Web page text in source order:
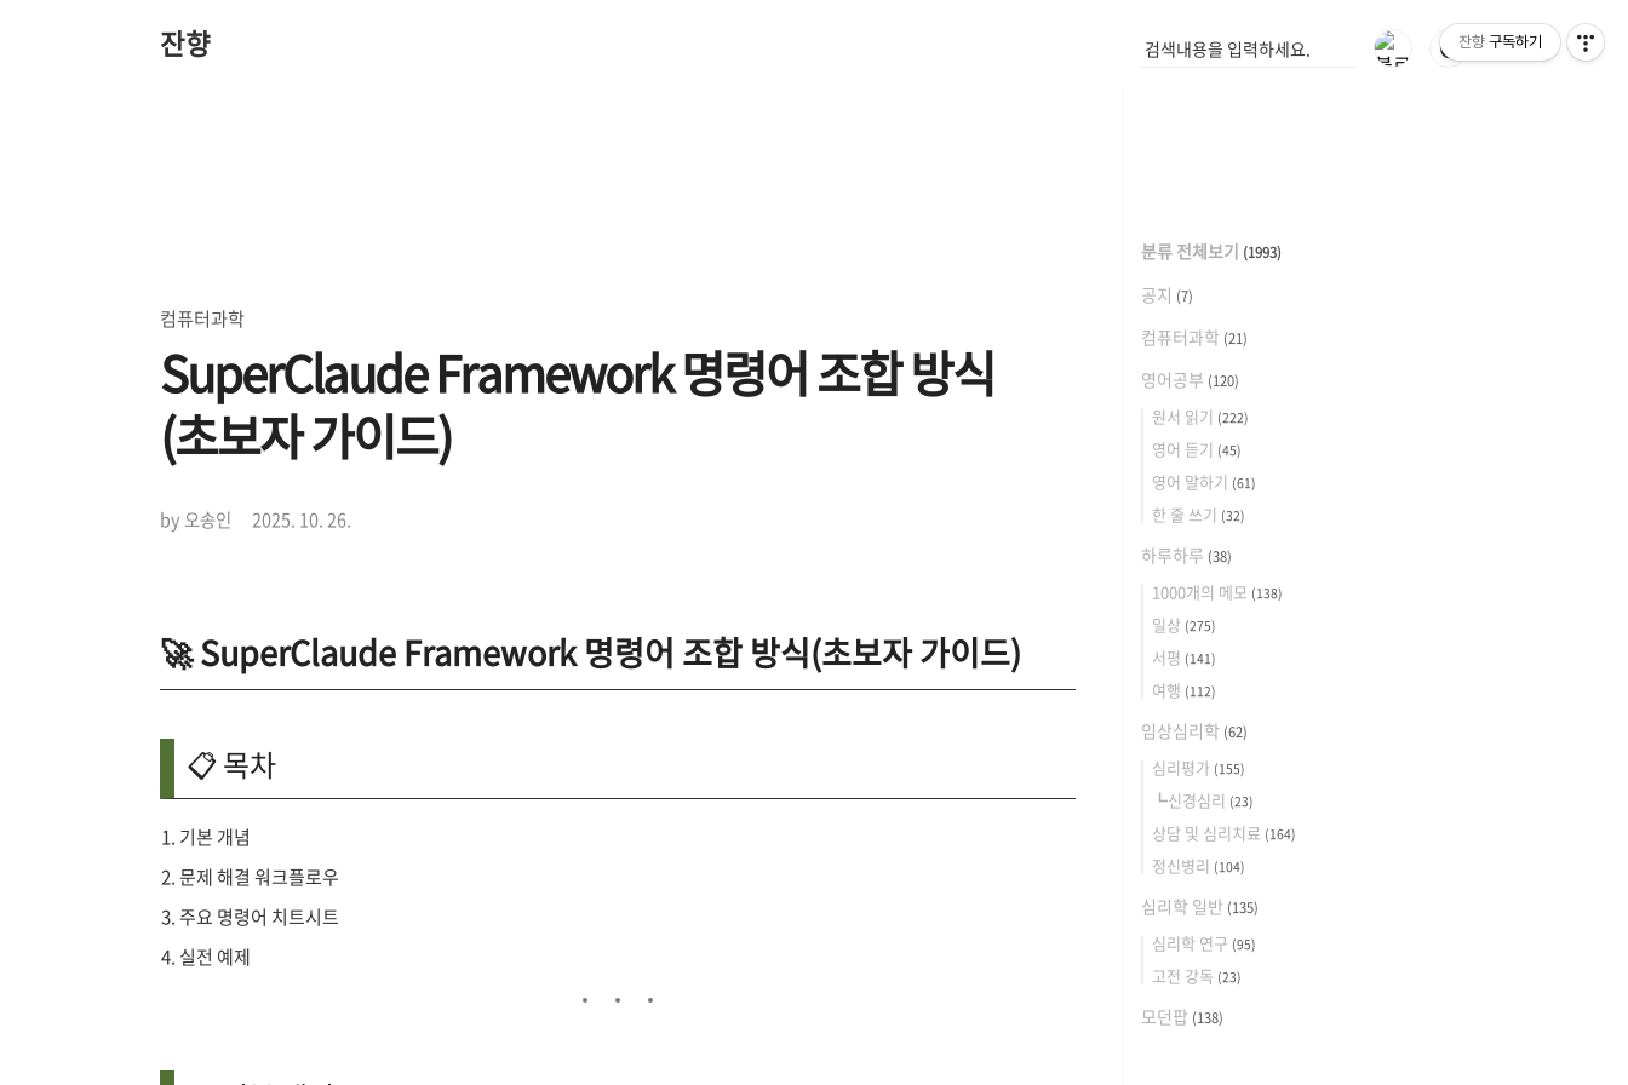
잔향 🌓
컴퓨터과학
SuperClaude Framework 명령어 조합 방식
(초보자 가이드)
by 오송인 2025. 10. 26.
🚀 SuperClaude Framework 명령어 조합 방식(초보자 가이드)
📋 목차
기본 개념
문제 해결 워크플로우
주요 명령어 치트시트
실전 예제
분류 전체보기 (1993)
공지 (7)
컴퓨터과학 (21)
영어공부 (120)
원서 읽기 (222)
영어 듣기 (45)
영어 말하기 (61)
한 줄 쓰기 (32)
하루하루 (38)
1000개의 메모 (138)
일상 (275)
서평 (141)
여행 (112)
임상심리학 (62)
심리평가 (155)
┗신경심리 (23)
상담 및 심리치료 (164)
정신병리 (104)
심리학 일반 (135)
심리학 연구 (95)
고전 강독 (23)
모던팝 (138)
잔향 구독하기